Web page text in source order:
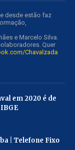
desde estão faz
e Marcelo Silva.
Quer
Chavalzada
em 2020 é de
| Telefone Fixo